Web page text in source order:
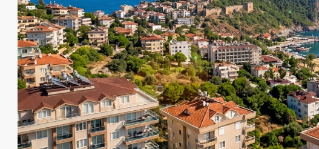
от€140,000
€435,000/до
Элитный жилой комплекс в Оба
Оба
1, 2, 3, 4 1, 2, 3 48-205 m²
23107-AG